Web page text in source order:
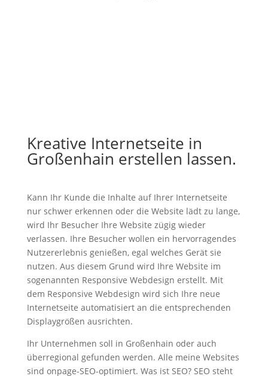
Kreative Internetseite in
Großenhain erstellen lassen.
Kann Ihr Kunde die Inhalte auf Ihrer Internetseite
nur schwer erkennen oder die Website lädt zu lange,
wird Ihr Besucher Ihre Website zügig wieder
verlassen. Ihre Besucher wollen ein hervorragendes
Nutzererlebnis genießen, egal welches Gerät sie
nutzen. Aus diesem Grund wird Ihre Website im
sogenannten Responsive Webdesign erstellt. Mit
dem Responsive Webdesign wird sich Ihre neue
Internetseite automatisiert an die entsprechenden
Displaygrößen ausrichten.
Ihr Unternehmen soll in Großenhain oder auch
überregional gefunden werden. Alle meine Websites
sind onpage-SEO-optimiert. Was ist SEO? SEO steht